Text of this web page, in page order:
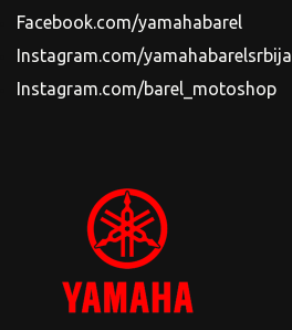
Facebook.com/yamahabarel
Instagram.com/yamahabarelsrbija
Instagram.com/barel_motoshop